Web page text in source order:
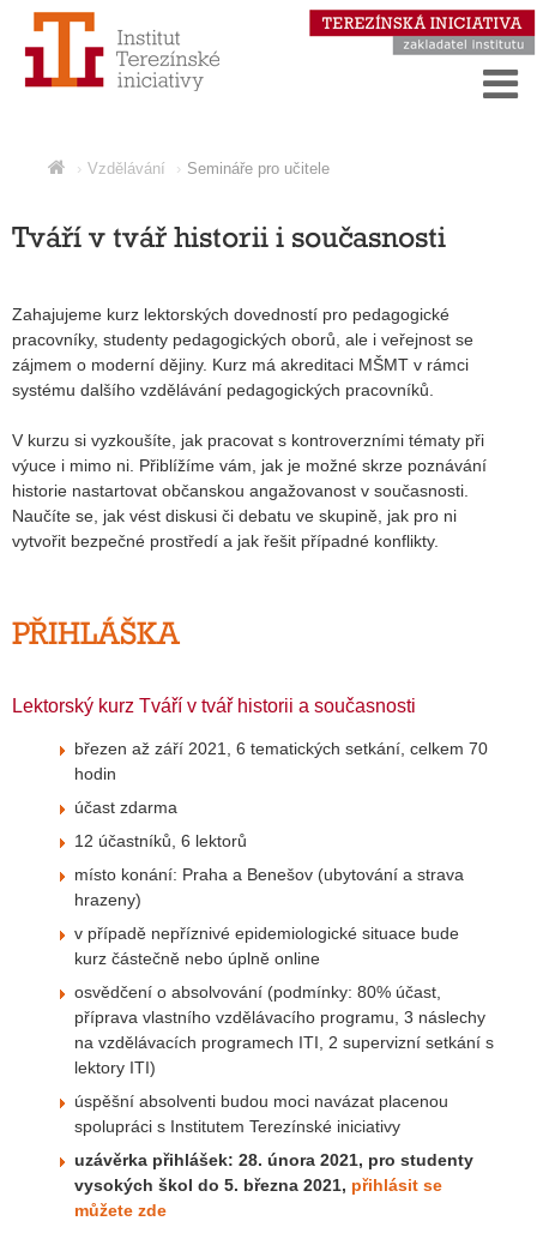
Vzdělávání Semináře pro učitele
Tváří v tvář historii i současnosti
Zahajujeme kurz lektorských dovedností pro pedagogické
pracovníky, studenty pedagogických oborů, ale i veřejnost se
zájmem o moderní dějiny. Kurz má akreditaci MŠMT v rámci
systému dalšího vzdělávání pedagogických pracovníků.
V kurzu si vyzkoušíte, jak pracovat s kontroverzními tématy při
výuce i mimo ni. Přiblížíme vám, jak je možné skrze poznávání
historie nastartovat občanskou angažovanost v současnosti.
Naučíte se, jak vést diskusi či debatu ve skupině, jak pro ni
vytvořit bezpečné prostředí a jak řešit případné konflikty.
PŘIHLÁŠKA
Lektorský kurz Tváří v tvář historii a současnosti
březen až září 2021, 6 tematických setkání, celkem 70
hodin
účast zdarma
12 účastníků, 6 lektorů
místo konání: Praha a Benešov (ubytování a strava
hrazeny)
v případě nepříznivé epidemiologické situace bude
kurz částečně nebo úplně online
osvědčení o absolvování (podmínky: 80% účast,
příprava vlastního vzdělávacího programu, 3 náslechy
na vzdělávacích programech ITI, 2 supervizní setkání s
lektory ITI)
úspěšní absolventi budou moci navázat placenou
spolupráci s Institutem Terezínské iniciativy
uzávěrka přihlášek: 28. února 2021, pro studenty
vysokých škol do 5. března 2021, přihlásit se
můžete zde